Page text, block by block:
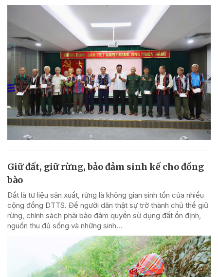
Giữ đất, giữ rừng, bảo đảm sinh kế cho đồng
bào
Đất là tư liệu sản xuất, rừng là không gian sinh tồn của nhiều
cộng đồng DTTS. Để người dân thật sự trở thành chủ thể giữ
rừng, chính sách phải bảo đảm quyền sử dụng đất ổn định,
nguồn thu đủ sống và những sinh...